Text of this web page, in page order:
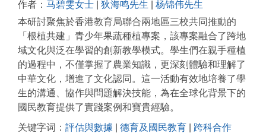
作者： 马碧雯女士 狄海鸣先生
杨锦伟先生
本研討聚焦於香港教育局聯合兩地區三校共同推動的
「根植共建」青少年果蔬種植專案，該專案融合了跨地
域文化與泛在學習的創新教學模式。學生們在親手種植
的過程中，不僅掌握了農業知識，更深刻體驗和理解了
中華文化，增進了文化認同。這一活動有效地培養了學
生的溝通、協作與問題解決技能，為在全球化背景下的
國民教育提供了實踐案例和寶貴經驗。
关键字词： 評估與數據 德育及國民教育 跨科合作